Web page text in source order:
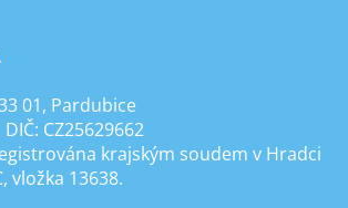
01, Pardubice
CZ25629662
krajským soudem v Hradci
vložka 13638.